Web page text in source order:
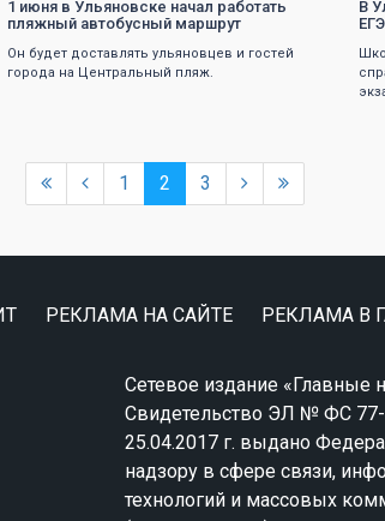
1 июня в Ульяновске начал работать
пляжный автобусный маршрут
Он будет доставлять ульяновцев и гостей
города на Центральный пляж.
В
1 2 3
РЕКЛАМА НА САЙТЕ РЕКЛАМА В
Сетевое издание «Главные
Свидетельство ЭЛ № ФС 77-
25.04.2017 г. выдано
надзору в сфере связи,
технологий и массовых